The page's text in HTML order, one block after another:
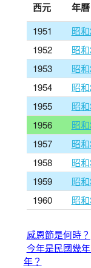
西元 年曆
1951 昭
1952
昭
1953
昭
1954
昭
1955
昭
1956
昭
1957
昭
1958
昭
1959
昭
1960
昭
感恩節是何時？
今年是民國幾年
年？